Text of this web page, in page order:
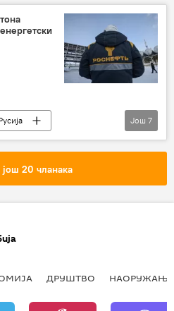
– економија
Још 7
20 чланака
ДРУШТВО НАОРУЖАЊЕ